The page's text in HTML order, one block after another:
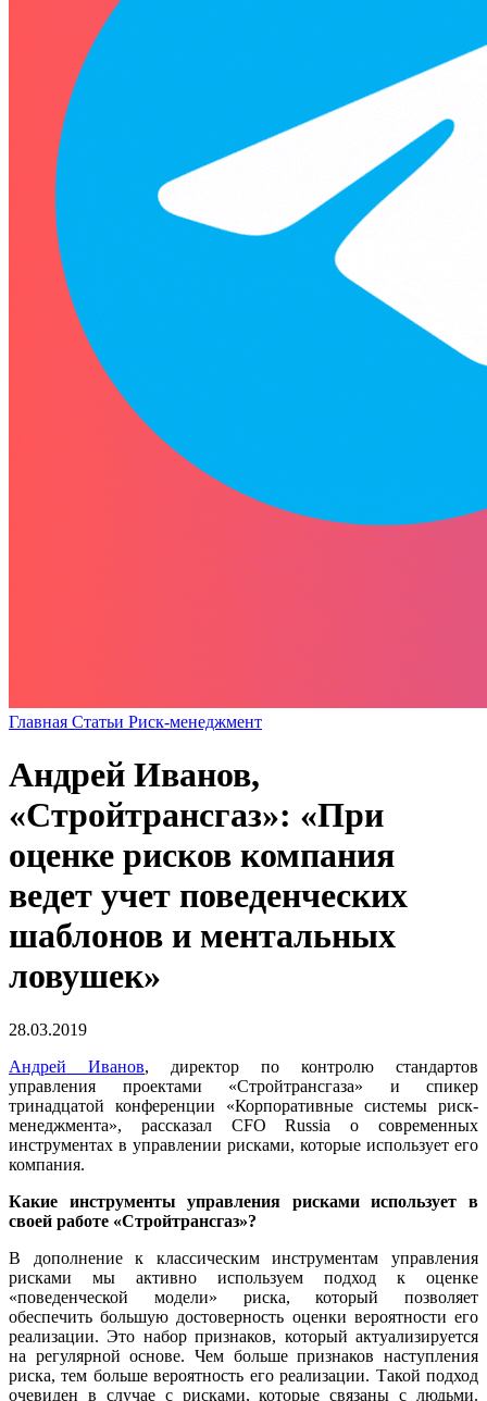
Главная Статьи Риск-менеджмент
Андрей Иванов,
«Стройтрансгаз»: «При
оценке рисков компания
ведет учет поведенческих
шаблонов и ментальных
ловушек»
28.03.2019
Андрей Иванов, директор по контролю стандартов
управления проектами «Стройтрансгаза» и спикер
тринадцатой конференции «Корпоративные системы риск-
менеджмента», рассказал CFO Russia о современных
инструментах в управлении рисками, которые использует его
компания.
Какие инструменты управления рисками использует в
своей работе «Стройтрансгаз»?
В дополнение к классическим инструментам управления
рисками мы активно используем подход к оценке
«поведенческой модели» риска, который позволяет
обеспечить большую достоверность оценки вероятности его
реализации. Это набор признаков, который актуализируется
на регулярной основе. Чем больше признаков наступления
риска, тем больше вероятность его реализации. Такой подход
очевиден в случае с рисками, которые связаны с людьми.